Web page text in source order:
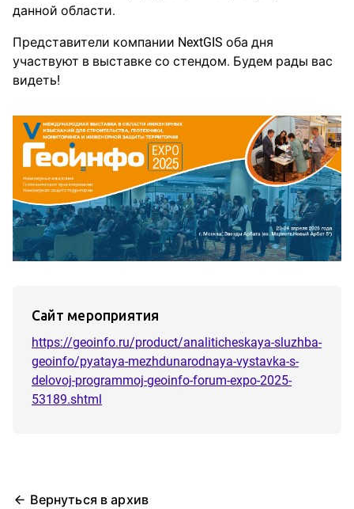
данной области.
Представители компании NextGIS оба дня
участвуют в выставке со стендом. Будем рады вас
видеть!
Сайт мероприятия
https://geoinfo.ru/product/analiticheskaya-sluzhba-
geoinfo/pyataya-mezhdunarodnaya-vystavka-s-
delovoj-programmoj-geoinfo-forum-expo-2025-
53189.shtml
Вернуться в архив